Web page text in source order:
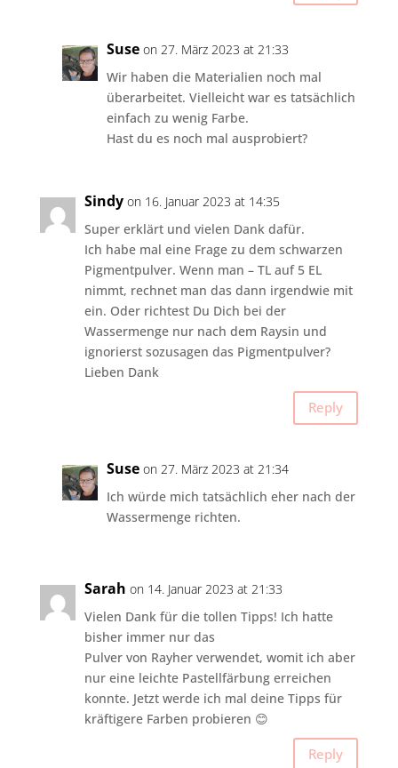
Suse on 27. März 2023 at 21:33
Wir haben die Materialien noch mal
überarbeitet. Vielleicht war es tatsächlich
einfach zu wenig Farbe.
Hast du es noch mal ausprobiert?
Sindy on 16. Januar 2023 at 14:35
Super erklärt und vielen Dank dafür.
Ich habe mal eine Frage zu dem schwarzen
Pigmentpulver. Wenn man – TL auf 5 EL
nimmt, rechnet man das dann irgendwie mit
ein. Oder richtest Du Dich bei der
Wassermenge nur nach dem Raysin und
ignorierst sozusagen das Pigmentpulver?
Lieben Dank
Reply
Suse on 27. März 2023 at 21:34
Ich würde mich tatsächlich eher nach der
Wassermenge richten.
Sarah on 14. Januar 2023 at 21:33
Vielen Dank für die tollen Tipps! Ich hatte
bisher immer nur das
Pulver von Rayher verwendet, womit ich aber
nur eine leichte Pastellfärbung erreichen
konnte. Jetzt werde ich mal deine Tipps für
kräftigere Farben probieren 😊
Reply